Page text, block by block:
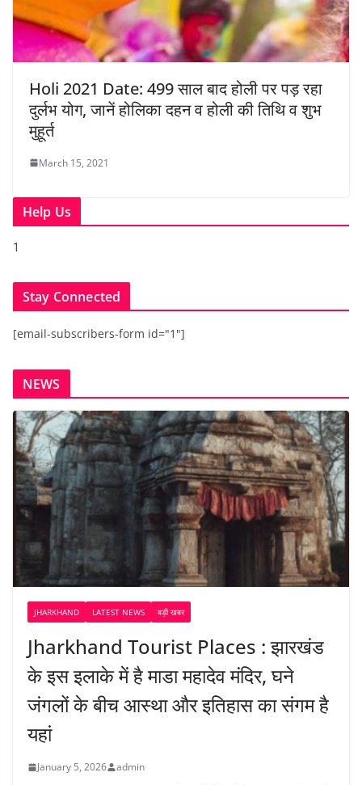
Holi 2021 Date: 499 साल बाद होली पर पड़ रहा
दुर्लभ योग, जानें होलिका दहन व होली की तिथि व शुभ
मुहूर्त
March 15, 2021
Help Us
1
Stay Connected
[email-subscribers-form id="1"]
NEWS
JHARKHAND LATEST NEWS बड़ी खबर
Jharkhand Tourist Places : झारखंड
के इस इलाके में है माडा महादेव मंदिर, घने
जंगलों के बीच आस्था और इतिहास का संगम है
यहां
January 5, 2026 admin